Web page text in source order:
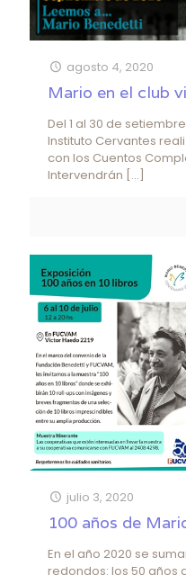
agosto 4, 2020
Mario en el club
Del 1 al 30 de
Instituto Cervantes
con los Cuentos
Intervendrán […]
julio 3, 2020
100 años de
En el año 2020 se
redondos: los 50 años